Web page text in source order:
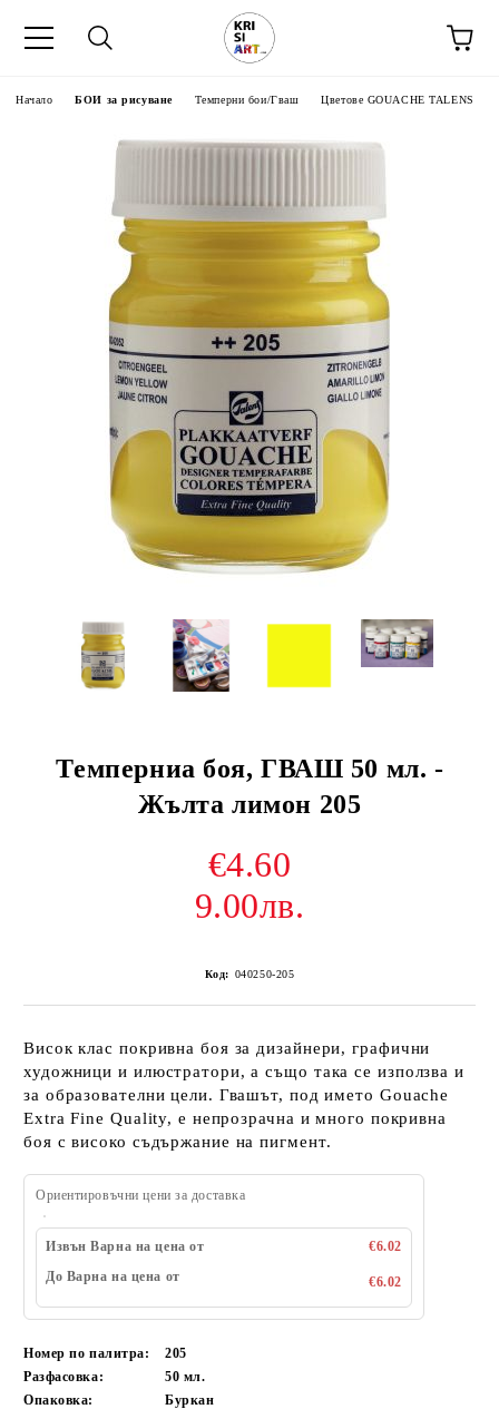
Начало БОИ за рисуване Темперни бои/Гваш Цветове GOUACHE TALENS
Tемперниа боя, ГВАШ 50 мл. -
Жълта лимон 205
€4.60
9.00лв.
Код: 040250-205
Висок клас покривна боя за дизайнери, графични
художници и илюстратори, а също така се използва и
за образователни цели. Гвашът, под името Gouache
Extra Fine Quality, е непрозрачна и много покривна
боя с високо съдържание на пигмент.
Ориентировъчни цени за доставка
Извън Варна на цена от
€6.02
До Варна на цена от
€6.02
Номер по палитра:
205
Разфасовка:
50 мл.
Опаковка:
Буркан